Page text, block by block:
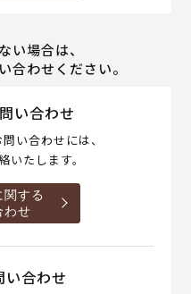
い場合は、
合わせください。
い合わせ
い合わせには、
いたします。
する
わせ
い合わせ